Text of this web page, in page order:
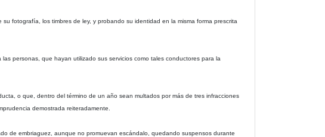
fotografía, los timbres de ley, y probando su identidad en la misma forma prescrita
personas, que hayan utilizado sus servicios como tales conductores para la
o que, dentro del término de un año sean multados por más de tres infracciones
demostrada reiteradamente.
de embriaguez, aunque no promuevan escándalo, quedando suspensos durante